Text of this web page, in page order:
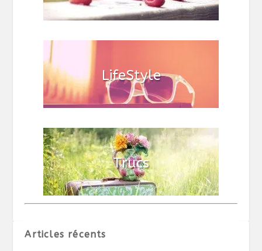
Articles récents